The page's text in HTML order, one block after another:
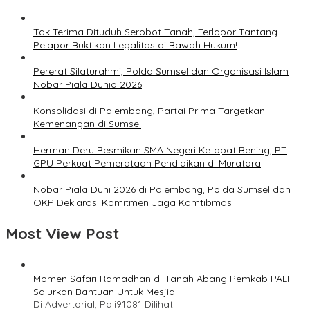
Tak Terima Dituduh Serobot Tanah, Terlapor Tantang
Pelapor Buktikan Legalitas di Bawah Hukum!
Pererat Silaturahmi, Polda Sumsel dan Organisasi Islam
Nobar Piala Dunia 2026
Konsolidasi di Palembang, Partai Prima Targetkan
Kemenangan di Sumsel
Herman Deru Resmikan SMA Negeri Ketapat Bening, PT
GPU Perkuat Pemerataan Pendidikan di Muratara
Nobar Piala Duni 2026 di Palembang, Polda Sumsel dan
OKP Deklarasi Komitmen Jaga Kamtibmas
Most View Post
Momen Safari Ramadhan di Tanah Abang Pemkab PALI
Salurkan Bantuan Untuk Mesjid
Di Advertorial, Pali91081 Dilihat